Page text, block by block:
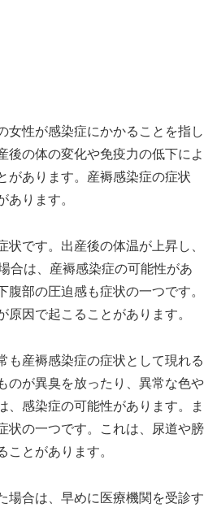
女性が感染症にかかることを指し
後の体の変化や免疫力の低下によ
があります。産褥感染症の症状
あります。
状です。出産後の体温が上昇し、
合は、産褥感染症の可能性があ
腹部の圧迫感も症状の一つです。
原因で起こることがあります。
も産褥感染症の症状として現れる
のが異臭を放ったり、異常な色や
、感染症の可能性があります。ま
状の一つです。これは、尿道や膀
ことがあります。
場合は、早めに医療機関を受診す